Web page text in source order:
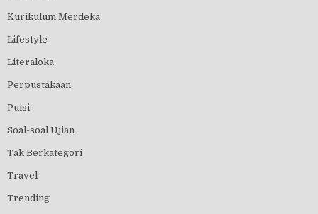
Kurikulum Merdeka
Lifestyle
Literaloka
Perpustakaan
Puisi
Soal-soal Ujian
Tak Berkategori
Travel
Trending